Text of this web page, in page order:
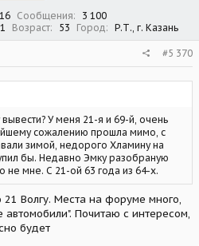
Сообщения
3 100
Возраст 53 Город Р.Т., г. Казань
#5 370
У меня 21-я и 69-й, очень
сожалению прошла мимо, с
зимой, недорого Хламину на
бы. Недавно Эмку разобраную
не мне. С 21-ой 63 года из 64-х.
Волгу. Места на форуме много,
автомобили". Почитаю с интересом,
будет